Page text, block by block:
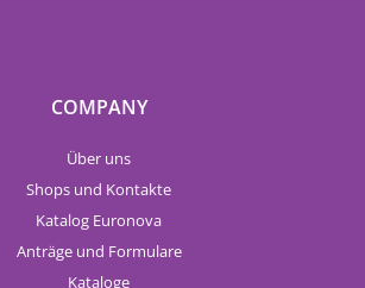
COMPANY
Über uns
Shops und Kontakte
Katalog Euronova
Anträge und Formulare
Kataloge